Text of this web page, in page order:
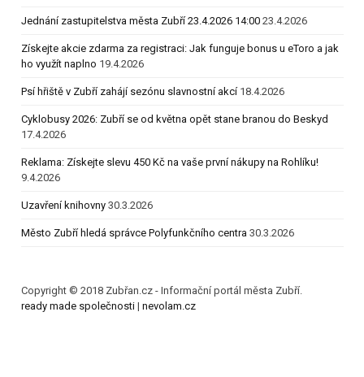
Jednání zastupitelstva města Zubří 23.4.2026 14:00 23.4.2026
Získejte akcie zdarma za registraci: Jak funguje bonus u eToro a jak
ho využít naplno 19.4.2026
Psí hřiště v Zubří zahájí sezónu slavnostní akcí 18.4.2026
Cyklobusy 2026: Zubří se od května opět stane branou do Beskyd
17.4.2026
Reklama: Získejte slevu 450 Kč na vaše první nákupy na Rohlíku!
9.4.2026
Uzavření knihovny 30.3.2026
Město Zubří hledá správce Polyfunkčního centra 30.3.2026
Copyright © 2018 Zubřan.cz - Informační portál města Zubří.
ready made společnosti | nevolam.cz